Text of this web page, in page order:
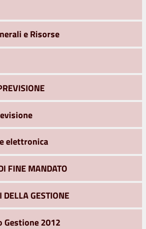
e Risorse
elettronica
FINE MANDATO
DELLA GESTIONE
Gestione 2012